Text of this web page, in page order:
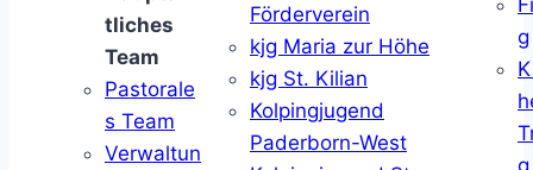
tliches
Team
Pastorale
s Team
Verwaltun
Förderverein
kjg Maria zur Höhe
kjg St. Kilian
Kolpingjugend
Paderborn-West
g
g